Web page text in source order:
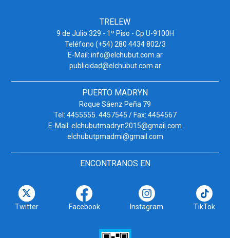
TRELEW
9 de Julio 329 - 1º Piso - Cp U-9100H
Teléfono (+54) 280 4434 802/3
E-Mail: info@elchubut.com.ar
publicidad@elchubut.com.ar
PUERTO MADRYN
Roque Sáenz Peña 79
Tel: 4455555. 4457545 / Fax: 4454567
E-Mail: elchubutmadryn2015@gmail.com
elchubutpmadmi@gmail.com
ENCONTRANOS EN
Twitter Facebook Instagram TikTok